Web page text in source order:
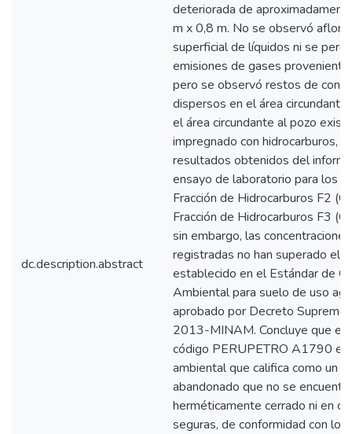
dc.description.abstract
deteriorada de
m x 0,8 m. No se observó
superficial de líquidos ni se
emisiones de gases
pero se observó restos de
dispersos en el área circundante
el área circundante al pozo
impregnado con hidrocarburos,
resultados obtenidos del
ensayo de laboratorio para los
Fracción de Hidrocarburos F2
Fracción de Hidrocarburos F3
sin embargo, las concentraciones
registradas no han superado el
establecido en el Estándar de
Ambiental para suelo de uso
aprobado por Decreto
2013-MINAM. Concluye que el
código PERUPETRO A1790 es
ambiental que califica como un
abandonado que no se encuentra
herméticamente cerrado ni en
seguras, de conformidad con lo